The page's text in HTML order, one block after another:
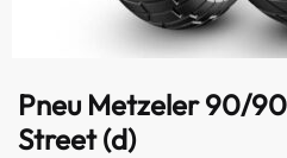
Pneu Metzeler 90/
Street (d)